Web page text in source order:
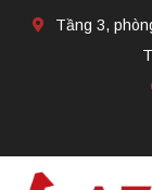
Tầng 3,